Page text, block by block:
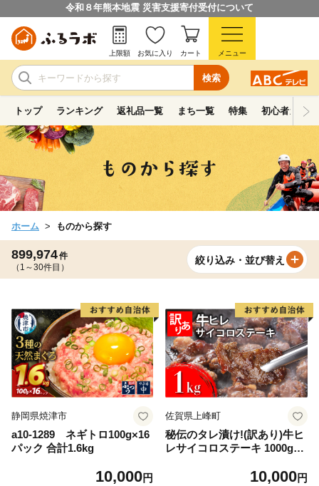
令和８年熊本地震 災害支援寄付受付について
検索
上限額 お気に入り カート メニュー
トップ ランキング 返礼品一覧 まち一覧 特集 初心者ガイド
ホーム ものから探す
899,974件
（1～30件目）
絞り込み・並び替え
静岡県焼津市
a10-1289 ネギトロ100g×16
パック 合計1.6kg
10,000円
佐賀県上峰町
秘伝のタレ漬け!(訳あり)牛ヒ
レサイコロステーキ 1000g
10,000円